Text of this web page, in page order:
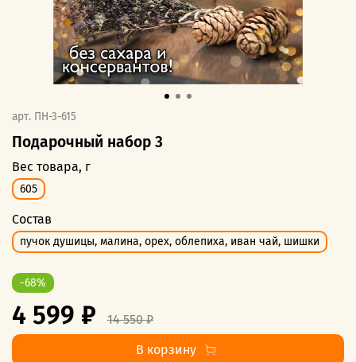
арт. ПН-3-615
Подарочный набор 3
Вес товара, г
605
Состав
пучок душицы, малина, орех, облепиха, иван чай, шишки
-68%
4 599 ₽
14 550 ₽
В корзину